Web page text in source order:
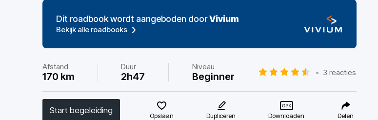
Dit roadbook wordt aangeboden doorVivium
Bekijk alle roadbooks
Afstand
170 km
Duur
2h47
Niveau
Beginner • 3 reacties
Start begeleiding
Opslaan Dupliceren Downloaden Delen